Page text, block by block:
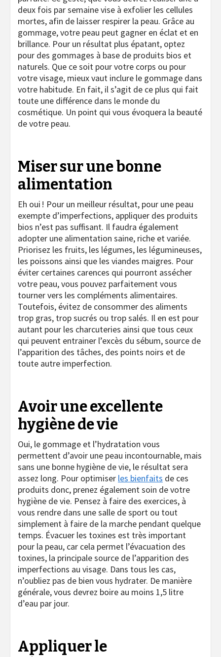
deux fois par semaine vise à exfolier les cellules
mortes, afin de laisser respirer la peau. Grâce au
gommage, votre peau peut gagner en éclat et en
brillance. Pour un résultat plus épatant, optez
pour des gommages à base de produits bios et
naturels. Que ce soit pour votre corps ou pour
votre visage, mieux vaut inclure le gommage dans
votre habitude. En fait, il s’agit de ce plus qui fait
toute une différence dans le monde du
cosmétique. Un point qui vous évoquera la beauté
de votre peau.
Miser sur une bonne
alimentation
Eh oui ! Pour un meilleur résultat, pour une peau
exempte d’imperfections, appliquer des produits
bios n’est pas suffisant. Il faudra également
adopter une alimentation saine, riche et variée.
Priorisez les fruits, les légumes, les légumineuses,
les poissons ainsi que les viandes maigres. Pour
éviter certaines carences qui pourront assécher
votre peau, vous pouvez parfaitement vous
tourner vers les compléments alimentaires.
Toutefois, évitez de consommer des aliments
trop gras, trop sucrés ou trop salés. Il en est pour
autant pour les charcuteries ainsi que tous ceux
qui peuvent entrainer l’excès du sébum, source de
l’apparition des tâches, des points noirs et de
toute autre imperfection.
Avoir une excellente
hygiène de vie
Oui, le gommage et l’hydratation vous
permettent d’avoir une peau incontournable, mais
sans une bonne hygiène de vie, le résultat sera
assez long. Pour optimiser les bienfaits de ces
produits donc, prenez également soin de votre
hygiène de vie. Pensez à faire des exercices, à
vous rendre dans une salle de sport ou tout
simplement à faire de la marche pendant quelque
temps. Évacuer les toxines est très important
pour la peau, car cela permet l’évacuation des
toxines, la principale source de l’apparition des
imperfections au visage. Dans tous les cas,
n’oubliez pas de bien vous hydrater. De manière
générale, vous devrez boire au moins 1,5 litre
d’eau par jour.
Appliquer le